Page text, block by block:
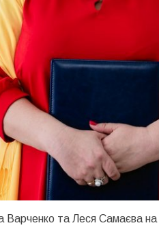
Варченко та Леся Самаєва